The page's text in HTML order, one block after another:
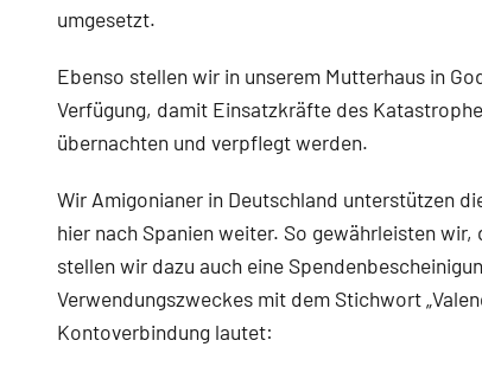
umgesetzt.
Ebenso stellen wir in unserem Mutterhaus in
Verfügung, damit Einsatzkräfte des
übernachten und verpflegt werden.
Wir Amigonianer in Deutschland unterstützen
hier nach Spanien weiter. So gewährleisten
stellen wir dazu auch eine
Verwendungszweckes mit dem Stichwort
Kontoverbindung lautet: